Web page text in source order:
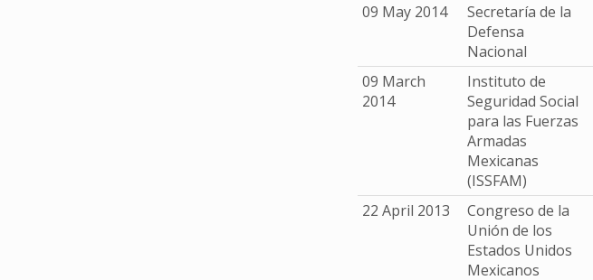
09 May 2014
Secretaría de la
Defensa
Nacional
09 March
2014
Instituto de
Seguridad Social
para las Fuerzas
Armadas
Mexicanas
(ISSFAM)
22 April 2013
Congreso de la
Unión de los
Estados Unidos
Mexicanos